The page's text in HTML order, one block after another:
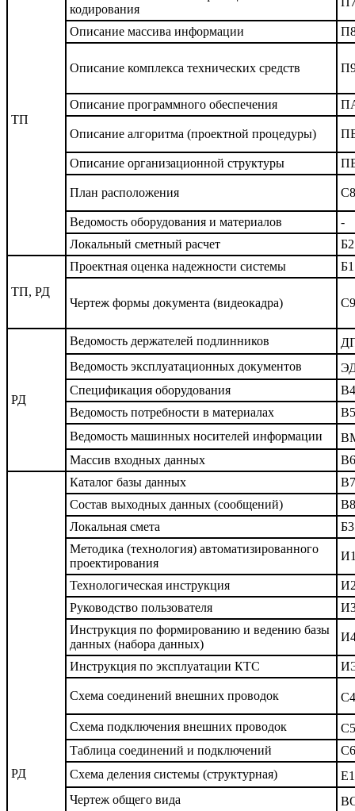
ТП
кодирования
Описание массива информации
Описание комплекса технических средств
Описание программного обеспечения
Описание алгоритма (проектной процедуры)
Описание организационной структуры
План расположения С8
Ведомость оборудования и материалов
-
Локальный сметный расчет
Б2
ТП, РД
Проектная оценка надежности системы Б1
Чертеж формы документа (видеокадра) С9
РД
Ведомость держателей подлинников
Ведомость эксплуатационных документов
Спецификация оборудования
В4
Ведомость потребности в материалах
В5
Ведомость машинных носителей информации
Массив входных данных
В6
РД
Каталог базы данных
В7
Состав выходных данных (сообщений)
В8
Локальная смета
Б3
Методика (технология) автоматизированного
проектирования
Технологическая инструкция
Руководство пользователя
Инструкция по формированию и ведению базы
данных (набора данных)
Инструкция по эксплуатации КТС
Схема соединений внешних проводок С4
Схема подключения внешних проводок
С5
Таблица соединений и подключений
С6
Схема деления системы (структурная)
Е1
Чертеж общего вида